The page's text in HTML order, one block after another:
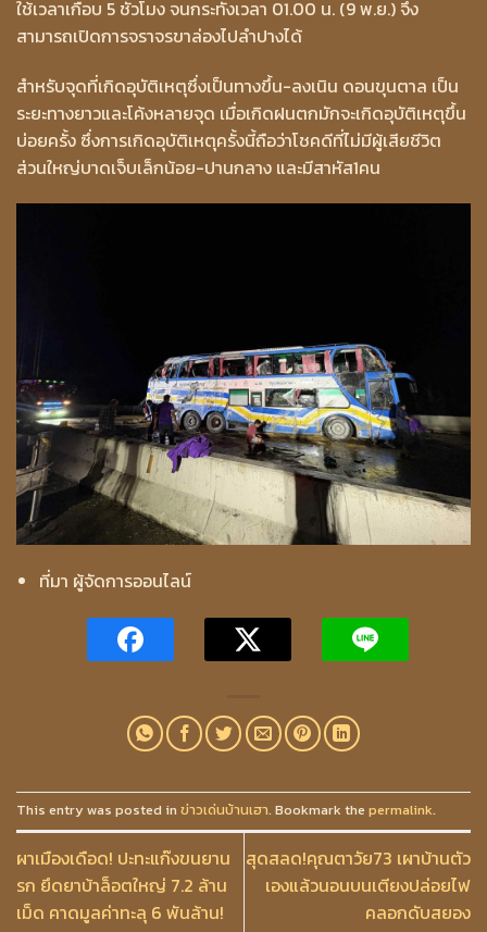
ใช้เวลาเกือบ 5 ชั่วโมง จนกระทั่งเวลา 01.00 น. (9 พ.ย.) จึง
สามารถเปิดการจราจรขาล่องไปลำปางได้
สำหรับจุดที่เกิดอุบัติเหตุซึ่งเป็นทางขึ้น-ลงเนิน ดอนขุนตาล เป็น
ระยะทางยาวและโค้งหลายจุด เมื่อเกิดฝนตกมักจะเกิดอุบัติเหตุขึ้น
บ่อยครั้ง ซึ่งการเกิดอุบัติเหตุครั้งนี้ถือว่าโชคดีที่ไม่มีผู้เสียชีวิต
ส่วนใหญ่บาดเจ็บเล็กน้อย-ปานกลาง และมีสาหัส1คน
ที่มา ผู้จัดการออนไลน์
This entry was posted in ข่าวเด่นบ้านเฮา. Bookmark the permalink.
ผาเมืองเดือด! ปะทะแก๊งขนยาน
รก ยึดยาบ้าล็อตใหญ่ 7.2 ล้าน
เม็ด คาดมูลค่าทะลุ 6 พันล้าน!
สุดสลด!คุณตาวัย73 เผาบ้านตัว
เองแล้วนอนบนเตียงปล่อยไฟ
คลอกดับสยอง